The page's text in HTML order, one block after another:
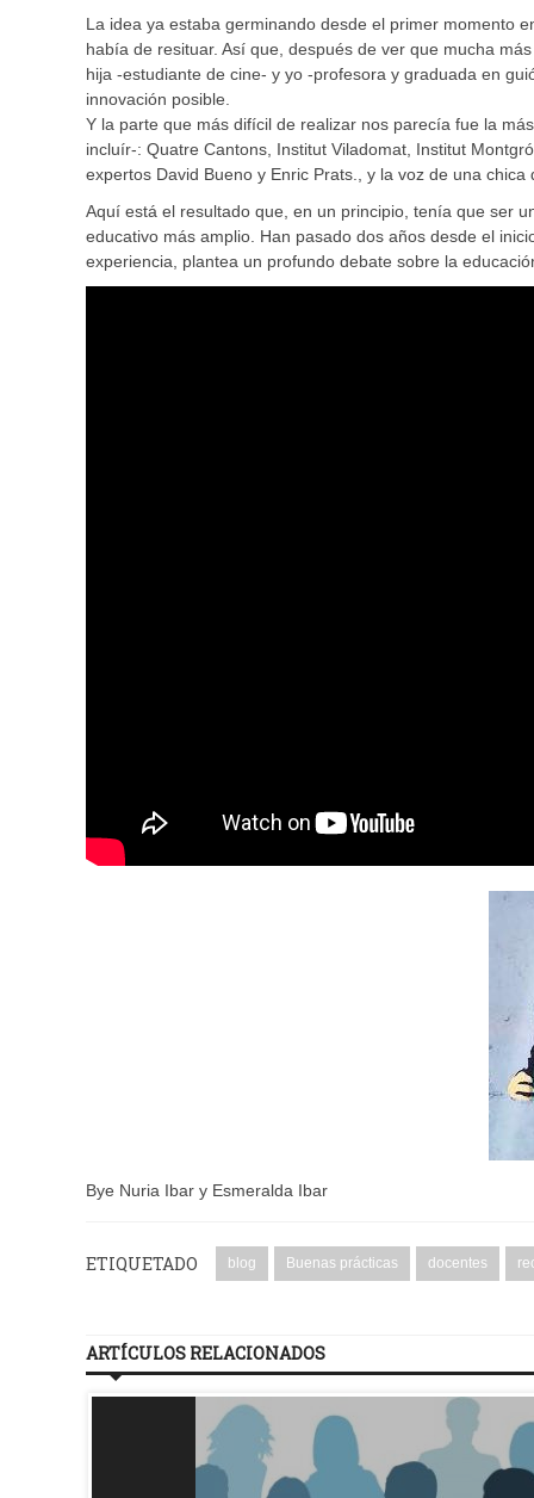
La idea ya estaba germinando desde el primer momento
había de resituar. Así que, después de ver que mucha
hija -estudiante de cine- y yo -profesora y graduada en
innovación posible.
Y la parte que más difícil de realizar nos parecía fue la
incluír-: Quatre Cantons, Institut Viladomat, Institut
expertos David Bueno y Enric Prats., y la voz de una chica
Aquí está el resultado que, en un principio, tenía que ser
educativo más amplio. Han pasado dos años desde el
experiencia, plantea un profundo debate sobre la
Bye Nuria Ibar y Esmeralda Ibar
ETIQUETADO blog Buenas prácticas docentes
ARTÍCULOS RELACIONADOS